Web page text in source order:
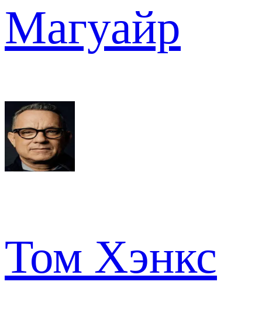
Магуайр
Том Хэнкс